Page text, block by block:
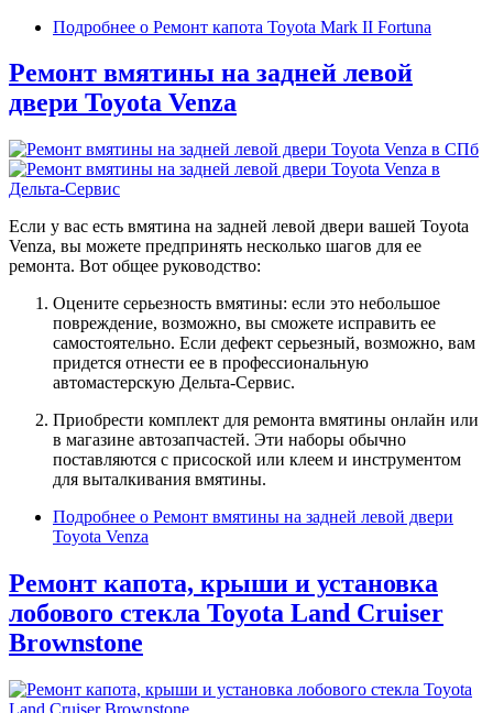
Подробнее о Ремонт капота Toyota Mark II Fortuna
Ремонт вмятины на задней левой
двери Toyota Venza
Если у вас есть вмятина на задней левой двери вашей Toyota
Venza, вы можете предпринять несколько шагов для ее
ремонта. Вот общее руководство:
Оцените серьезность вмятины: если это небольшое
повреждение, возможно, вы сможете исправить ее
самостоятельно. Если дефект серьезный, возможно, вам
придется отнести ее в профессиональную
автомастерскую Дельта-Сервис.
Приобрести комплект для ремонта вмятины онлайн или
в магазине автозапчастей. Эти наборы обычно
поставляются с присоской или клеем и инструментом
для выталкивания вмятины.
Подробнее о Ремонт вмятины на задней левой двери
Toyota Venza
Ремонт капота, крыши и установка
лобового стекла Toyota Land Cruiser
Brownstone